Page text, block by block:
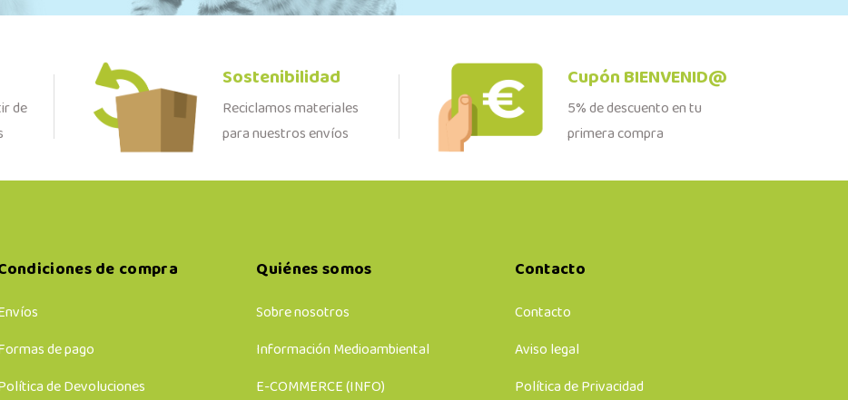
de
Sostenibilidad
Reciclamos materiales
para nuestros envíos
Cupón BIENVENID@
5% de descuento en tu
primera compra
de compra
de pago
de Devoluciones
Quiénes somos
Sobre nosotros
Información Medioambiental
E-COMMERCE (INFO)
Contacto
Contacto
Aviso legal
Política de Privacidad